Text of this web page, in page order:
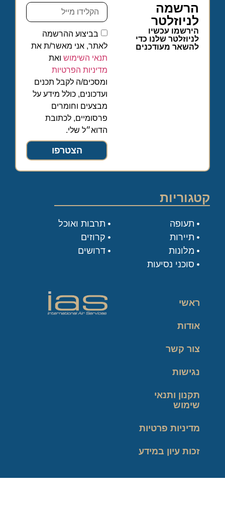
הרשמה
לניוזלטר
הירשמו עכשיו
לניוזלטר שלנו כדי
להשאר מעודכנים
בביצוע ההרשמה
לאתר, אני מאשר/ת את
תנאי השימושואת
מדיניות הפרטיות
ומסכים/ה לקבל תכנים
ועדכונים, כולל מידע על
מבצעים וחומרים
פרסומיים, לכתובת
הדוא״ל שלי.
הצטרפו
קטגוריות
תעופה
תיירות
מלונות
סוכני נסיעות
תרבות ואוכל
קרוזים
דרושים
ראשי
אודות
צור קשר
נגישות
תקנון ותנאי
שימוש
מדיניות פרטיות
זכות עיון במידע